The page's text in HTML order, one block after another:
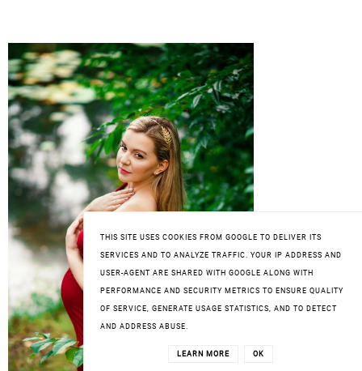
THIS SITE USES COOKIES FROM GOOGLE TO DELIVER ITS
SERVICES AND TO ANALYZE TRAFFIC. YOUR IP ADDRESS AND
USER-AGENT ARE SHARED WITH GOOGLE ALONG WITH
PERFORMANCE AND SECURITY METRICS TO ENSURE QUALITY
OF SERVICE, GENERATE USAGE STATISTICS, AND TO DETECT
AND ADDRESS ABUSE.
LEARN MORE OK